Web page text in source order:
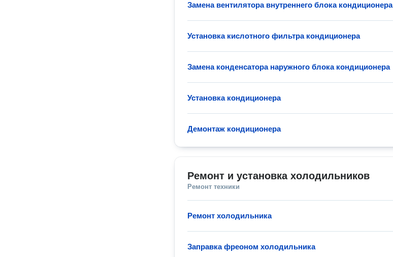
Замена вентилятора внутреннего блока кондиционера
Установка кислотного фильтра кондиционера
Замена конденсатора наружного блока кондиционера
Установка кондиционера
Демонтаж кондиционера
Ремонт и установка холодильников
Ремонт техники
Ремонт холодильника
Заправка фреоном холодильника